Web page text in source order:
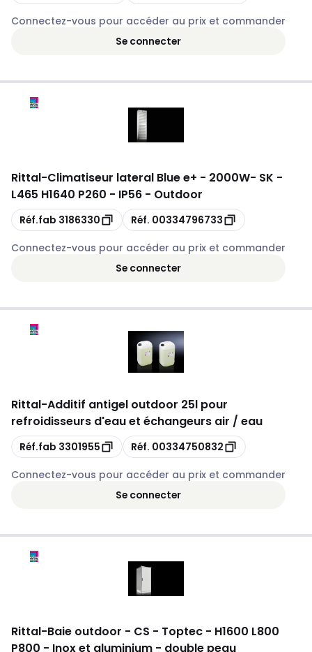
Connectez-vous pour accéder au prix et commander
Se connecter
Rittal-Climatiseur lateral Blue e+ - 2000W- SK -
L465 H1640 P260 - IP56 - Outdoor
Copie
Réf.fab 3186330 Copie
Réf. 00334796733
Connectez-vous pour accéder au prix et commander
Se connecter
Rittal-Additif antigel outdoor 25l pour
refroidisseurs d'eau et échangeurs air / eau
Copie
Réf.fab 3301955 Copie
Réf. 00334750832
Connectez-vous pour accéder au prix et commander
Se connecter
Rittal-Baie outdoor - CS - Toptec - H1600 L800
P800 - Inox et aluminium - double peau